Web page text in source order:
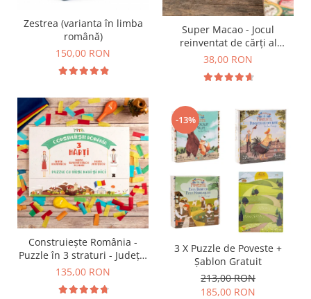
10 Ani
Colecția Păcălici
TOATE JOCURILE
Zestrea (varianta în limba
română)
150,00 RON
Super Macao - Jocul
reinventat de cărți al
copilăriei
38,00 RON
Construiește România -
Puzzle în 3 straturi - Județe,
Regiuni, Relief
135,00 RON
-13%
3 X Puzzle de Poveste +
Șablon Gratuit
213,00 RON
185,00 RON